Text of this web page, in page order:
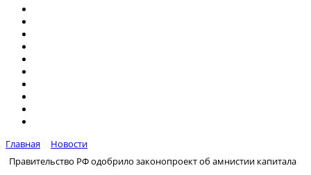
Главная
Новости
Правительство РФ одобрило законопроект об амнистии капитала